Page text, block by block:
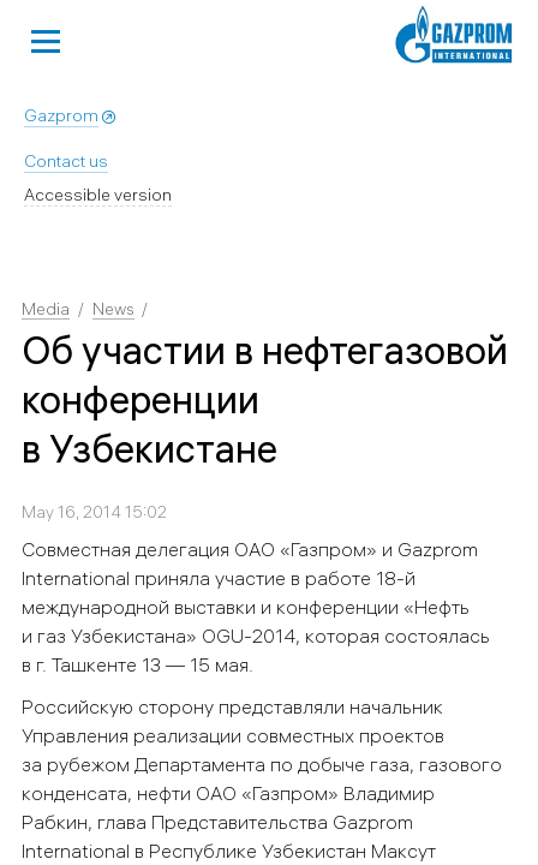
Gazprom
Contact us
Accessible version
Media News
Об участии в нефтегазовой
конференции
в Узбекистане
May 16, 2014 15:02
Совместная делегация ОАО «Газпром» и Gazprom
International приняла участие в работе 18-й
международной выставки и конференции «Нефть
и газ Узбекистана» OGU-2014, которая состоялась
в г. Ташкенте 13 — 15 мая.
Российскую сторону представляли начальник
Управления реализации совместных проектов
за рубежом Департамента по добыче газа, газового
конденсата, нефти ОАО «Газпром» Владимир
Рабкин, глава Представительства Gazprom
International в Республике Узбекистан Максут